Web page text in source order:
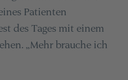
Patienten
des Tages mit einem
„Mehr brauche ich